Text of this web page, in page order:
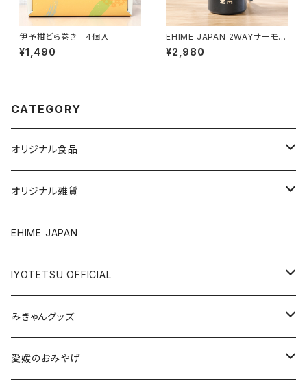
伊予柑どら巻き 4個入
¥1,490
EHIME JAPAN 2WAYサーモボ
トルホルダー
¥2,980
CATEGORY
オリジナル食品
銘菓・名産
ジュース・飲料
調味料
オリジナル雑貨
タオル・ボディケア
アパレル
ステーショナリー
トイ・小物
EHIME JAPAN
IYOTETSU OFFICIAL
坊っちゃん列車グッズ
その他伊予鉄グッズ
みきゃんグッズ
食品
愛媛のおみやげ